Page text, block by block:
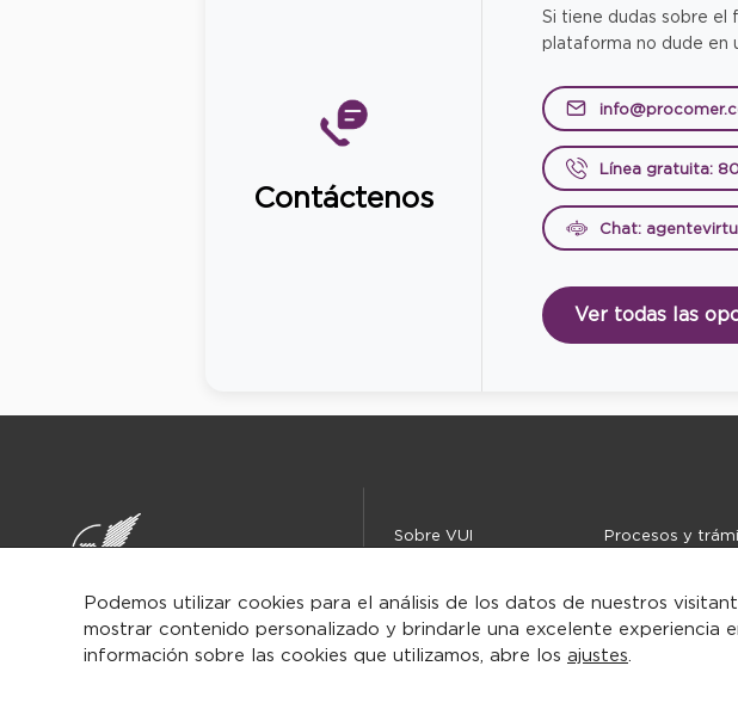
Contáctenos
Si tiene dudas sobre el
plataforma no dude en
Línea gratuita:
Chat:
Ver todas las
Sobre VUI
Procesos y
Centro de ayuda
Contacto
Iniciar
sesión/Registrarse
Podemos utilizar cookies para el análisis de los datos de nuestros
mostrar contenido personalizado y brindarle una excelente experiencia
información sobre las cookies que utilizamos, abre los ajustes.